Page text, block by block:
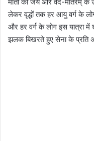
लेकर वृद्धों तक हर आयु वर्ग के
और हर वर्ग के लोग इस यात्रा में
झलक बिखरते हुए सेना के प्रति